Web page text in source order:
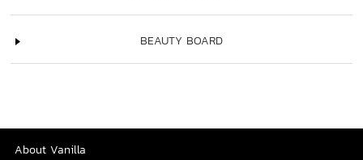
BEAUTY BOARD
About Vanilla